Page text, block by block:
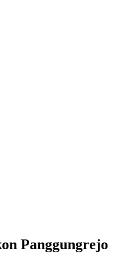
Panggungrejo